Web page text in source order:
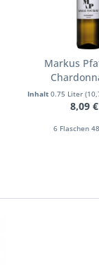
Markus
Inhalt 0.75 Liter
8,09
6 Flaschen